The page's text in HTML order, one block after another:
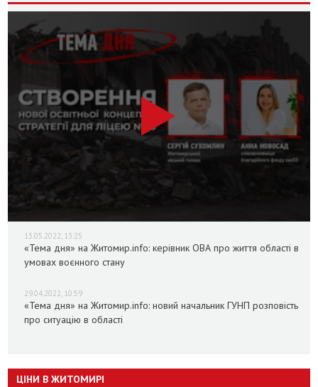
13.05.2022, 13:25
«Тема дня» на Житомир.info: керівник ОВА про життя області в
умовах воєнного стану
29.04.2022, 10:59
«Тема дня» на Житомир.info: новий начальник ГУНП розповість
про ситуацію в області
ЦІНИ В ЖИТОМИРІ